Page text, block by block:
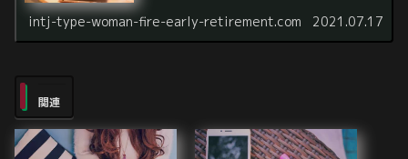
intj-type-woman-fire-early-retirement.com 2021.07.17
関連